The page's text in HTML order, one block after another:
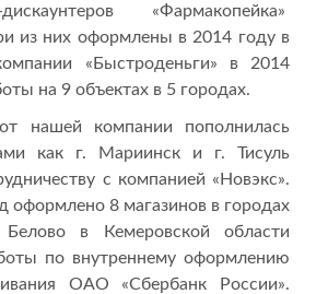
«Фармакопейка»
из них оформлены в 2014 году в
«Быстроденьги» в 2014
на 9 объектах в 5 городах.
нашей компании пополнилась
как г. Мариинск и г. Тисуль
с компанией «Новэкс».
оформлено 8 магазинов в городах
в Кемеровской области
по внутреннему оформлению
ОАО «Сбербанк России».